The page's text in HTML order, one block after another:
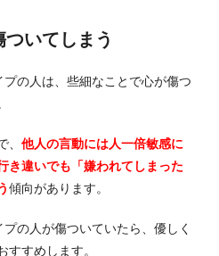
いてしまう
の人は、些細なことで心が傷つ
、 他人の言動には人一倍敏感に
き違いでも「嫌われてしまった
傾向があります。
の人が傷ついていたら、優しく
すすめします。